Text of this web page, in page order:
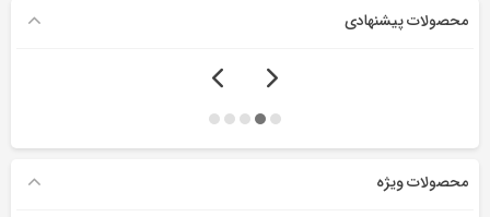
محصولات پیشنهادی
محصولات ویژه